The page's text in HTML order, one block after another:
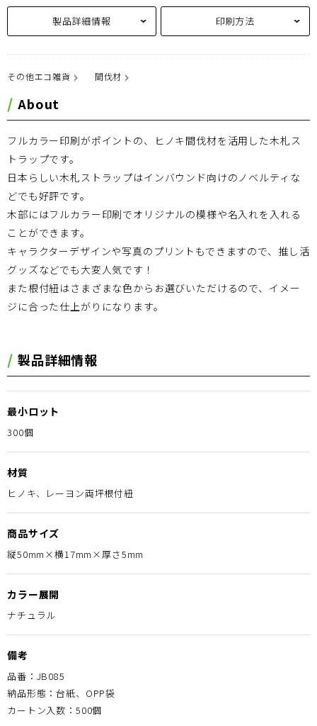
製品詳細情報 印刷方法
その他エコ雑貨 間伐材
About
フルカラー印刷がポイントの、ヒノキ間伐材を活用した木札ス
トラップです。
日本らしい木札ストラップはインバウンド向けのノベルティな
どでも好評です。
木部にはフルカラー印刷でオリジナルの模様や名入れを入れる
ことができます。
キャラクターデザインや写真のプリントもできますので、推し活
グッズなどでも大変人気です！
また根付紐はさまざまな色からお選びいただけるので、イメー
ジに合った仕上がりになります。
製品詳細情報
最小ロット
300個
材質
ヒノキ、レーヨン両坪根付紐
商品サイズ
縦50mm×横17mm×厚さ5mm
カラー展開
ナチュラル
備考
品番：JB085
納品形態：台紙、OPP袋
カートン入数：500個